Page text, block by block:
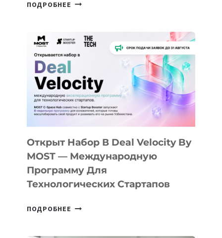
ПОДРОБНЕЕ
АЛМАТЫ:
КАК
AI
YOUTH
CAMP
ДАЛ
30
ПОДРОСТКАМ
БИЛЕТ
В
ПРЕДПРИНИМАТЕЛЬСТВО
Открыт Набор В Deal Velocity By
MOST — Международную
Программу Для
Технологических Стартапов
ПОДРОБНЕЕ ОТКРЫТ